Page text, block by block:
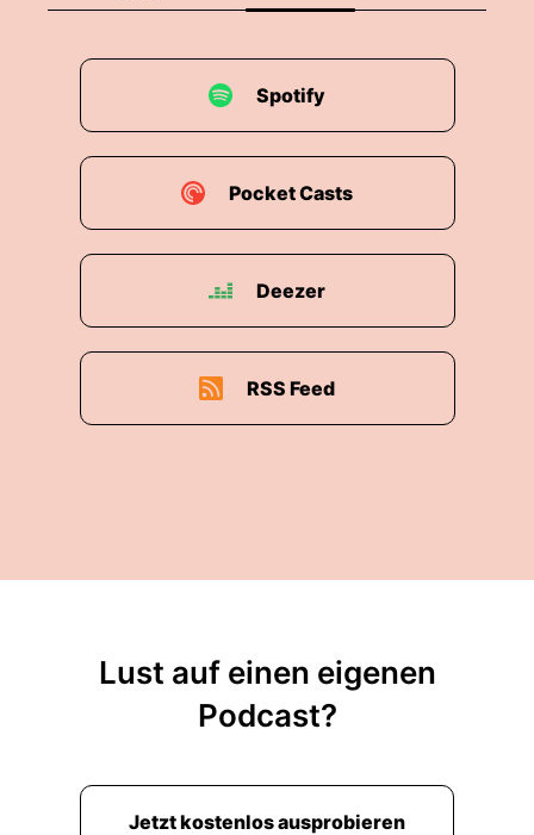
Spotify
Pocket Casts
Deezer
RSS Feed
Lust auf einen eigenen
Podcast?
Jetzt kostenlos ausprobieren